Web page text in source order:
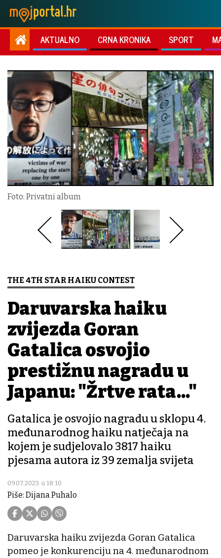
AKTUALNO CRNA KRONIKA SPORT
Foto: Privatni album
THE 4TH STAR HAIKU CONTEST
Daruvarska haiku
zvijezda Goran
Gatalica osvojio
prestižnu nagradu u
Japanu: "Žrtve rata..."
Gatalica je osvojio nagradu u sklopu 4.
međunarodnog haiku natječaja na
kojem je sudjelovalo 3817 haiku
pjesama autora iz 39 zemalja svijeta
09.07.2023. u 18:10
Piše: Dijana Puhalo
Daruvarska haiku zvijezda Goran Gatalica
pomeo je konkurenciju na 4. međunarodnom